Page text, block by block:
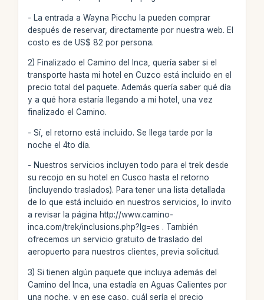
- La entrada a Wayna Picchu la pueden comprar
después de reservar, directamente por nuestra web. El
costo es de US$ 82 por persona.
2) Finalizado el Camino del Inca, quería saber si el
transporte hasta mi hotel en Cuzco está incluido en el
precio total del paquete. Además quería saber qué día
y a qué hora estaría llegando a mi hotel, una vez
finalizado el Camino.
- Sí, el retorno está incluido. Se llega tarde por la
noche el 4to día.
- Nuestros servicios incluyen todo para el trek desde
su recojo en su hotel en Cusco hasta el retorno
(incluyendo traslados). Para tener una lista detallada
de lo que está incluido en nuestros servicios, lo invito
a revisar la página http://www.camino-
inca.com/trek/inclusions.php?lg=es . También
ofrecemos un servicio gratuito de traslado del
aeropuerto para nuestros clientes, previa solicitud.
3) Si tienen algún paquete que incluya además del
Camino del Inca, una estadía en Aguas Calientes por
una noche, y en ese caso, cuál sería el precio